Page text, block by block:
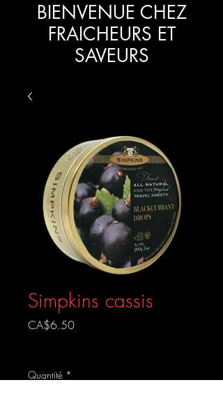
BIENVENUE CHEZ
FRAICHEURS ET
SAVEURS
Simpkins cassis
CA$6.50Prix
Quantité *